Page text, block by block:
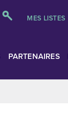
MES LISTES
PARTENAIRES